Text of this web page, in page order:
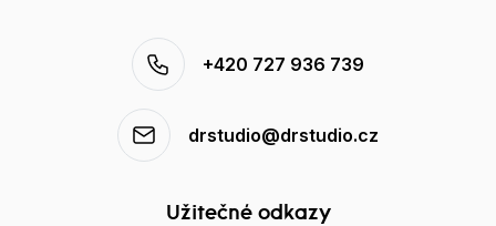
+420 727 936 739
drstudio@drstudio.cz
Užitečné odkazy